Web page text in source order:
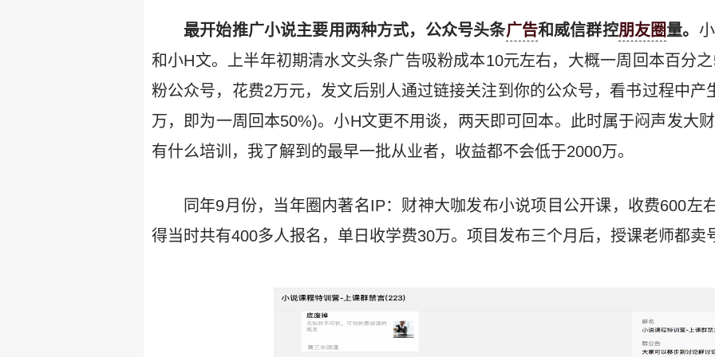
最开始推广小说主要用两种方式，公众号头条广告和威信群控朋友圈量。
和小H文。上半年初期清水文头条广告吸粉成本10元左右，大概一周回本百分
粉公众号，花费2万元，发文后别人通过链接关注到你的公众号，看书过程中产
万，即为一周回本50%)。小H文更不用谈，两天即可回本。此时属于闷声发大
有什么培训，我了解到的最早一批从业者，收益都不会低于2000万。
同年9月份，当年圈内著名IP：财神大咖发布小说项目公开课，收费600左
得当时共有400多人报名，单日收学费30万。项目发布三个月后，授课老师都卖